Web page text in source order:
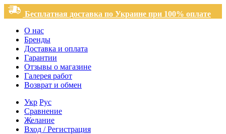
Бесплатная доставка по Украине при 100% оплате
О нас
Бренды
Доставка и оплата
Гарантии
Отзывы о магазине
Галерея работ
Возврат и обмен
Укр Рус
Сравнение
Желание
Вход / Регистрация